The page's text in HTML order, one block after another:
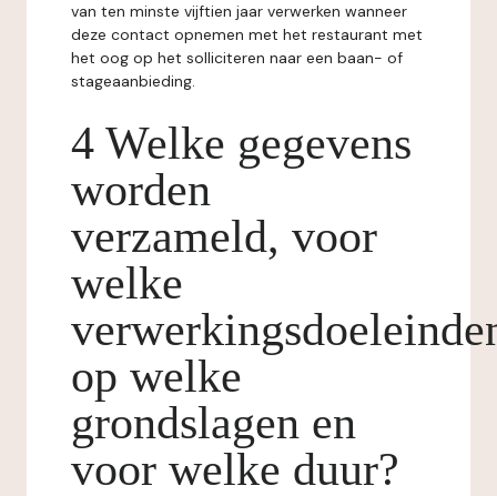
van ten minste vijftien jaar verwerken wanneer
deze contact opnemen met het restaurant met
het oog op het solliciteren naar een baan- of
stageaanbieding.
4 Welke gegevens
worden
verzameld, voor
welke
op welke
grondslagen en
voor welke duur?